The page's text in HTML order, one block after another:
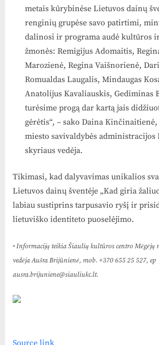
metais kūrybinėse Lietuvos dainų
renginių grupėse savo patirtimi,
dalinosi ir programa audė kultūros
žmonės: Remigijus Adomaitis,
Marozienė, Regina Vaišnorienė,
Romualdas Laugalis, Mindaugas
Anatolijus Kavaliauskis, Gediminas
turėsime progą dar kartą jais
gėrėtis“, – sako Daina
miesto savivaldybės administracijos
skyriaus vedėja.
Tikimasi, kad dalyvavimas unikalios
Lietuvos dainų šventėje „Kad giria
labiau sustiprins tarpusavio ryšį ir
lietuviško identiteto puoselėjimo.
• Informaciją teikia Šiaulių kultūros centro Mėgėjų
vedėja Aušra Brijūnienė, mob. +370 655 25 527, ep
ausra.brijuniene@siauliukc.lt.
Source link